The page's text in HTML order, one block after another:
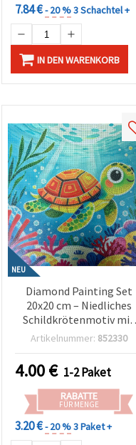
7.84 €- 20 %3 Schachtel +
IN DEN WARENKORB
NEU
Diamond Painting Set
20x20 cm – Niedliches
Schildkrötenmotiv mit
runden Strasssteinen,
Artikelnummer: 852330
4.00€ 1-2 Paket
RABATTE
FÜR MENGE
3.20 €- 20 %3 Paket +